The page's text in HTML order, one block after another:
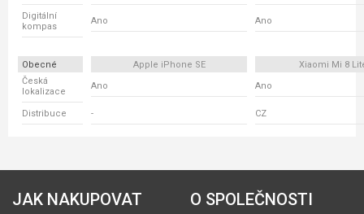
Digitální
kompas
Ano Ano
Obecné Apple iPhone SE
Xiaomi Mi 8
Česká
lokalizace
Ano Ano
Distribuce - CZ
JAK NAKUPOVAT O SPOLEČNOSTI